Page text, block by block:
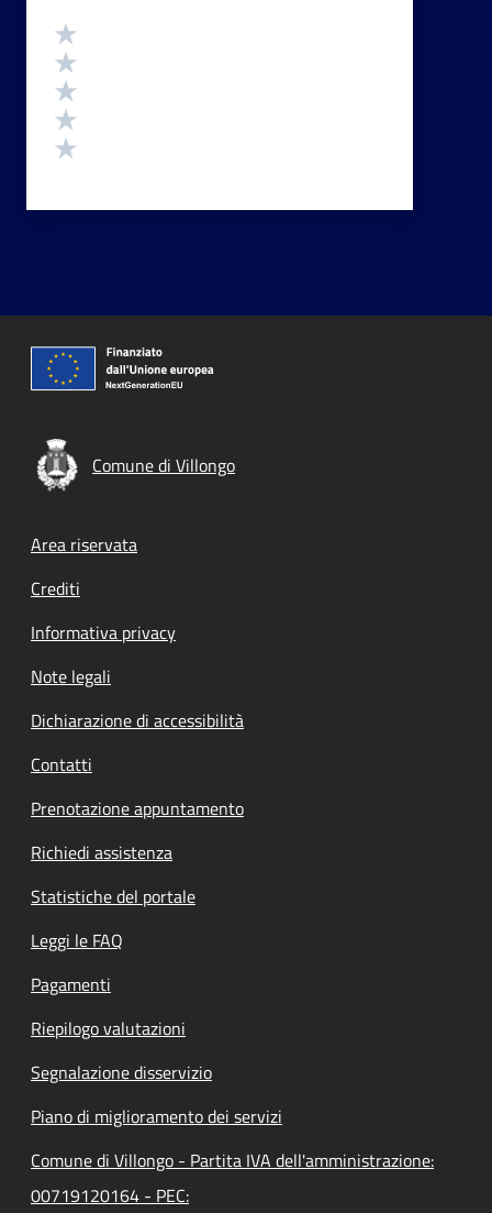
Valutazione
Comune di Villongo
Footer menu
Area riservata
Crediti
Informativa privacy
Note legali
Dichiarazione di accessibilità
Contatti
Prenotazione appuntamento
Richiedi assistenza
Statistiche del portale
Leggi le FAQ
Pagamenti
Riepilogo valutazioni
Segnalazione disservizio
Piano di miglioramento dei servizi
Comune di Villongo - Partita IVA dell'amministrazione:
00719120164 - PEC: